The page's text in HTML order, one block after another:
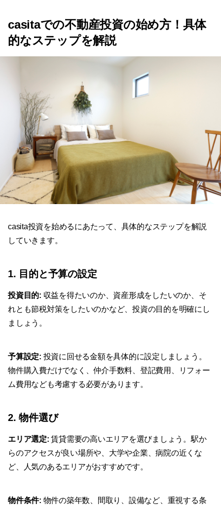
casitaでの不動産投資の始め方！具体
的なステップを解説
casita投資を始めるにあたって、具体的なステップを解説
していきます。
1. 目的と予算の設定
投資目的: 収益を得たいのか、資産形成をしたいのか、そ
れとも節税対策をしたいのかなど、投資の目的を明確にし
ましょう。
予算設定: 投資に回せる金額を具体的に設定しましょう。
物件購入費だけでなく、仲介手数料、登記費用、リフォー
ム費用なども考慮する必要があります。
2. 物件選び
エリア選定: 賃貸需要の高いエリアを選びましょう。駅か
らのアクセスが良い場所や、大学や企業、病院の近くな
ど、人気のあるエリアがおすすめです。
物件条件: 物件の築年数、間取り、設備など、重視する条